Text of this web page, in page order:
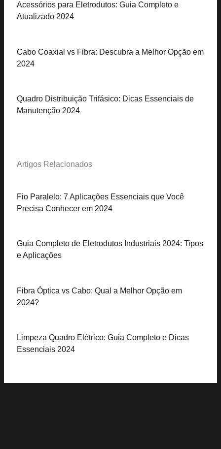
o
o
k
-
f
b
e
m
Acessórios para Eletrodutos: Guia Completo e
Atualizado 2024
Cabo Coaxial vs Fibra: Descubra a Melhor Opção em
2024
Quadro Distribuição Trifásico: Dicas Essenciais de
Manutenção 2024
Artigos Relacionados
Fio Paralelo: 7 Aplicações Essenciais que Você
Precisa Conhecer em 2024
Guia Completo de Eletrodutos Industriais 2024: Tipos
e Aplicações
Fibra Óptica vs Cabo: Qual a Melhor Opção em
2024?
Limpeza Quadro Elétrico: Guia Completo e Dicas
Essenciais 2024